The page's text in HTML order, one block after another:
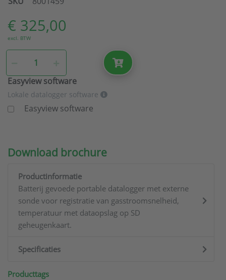
€ 325,00
excl. BTW
Easyview software
Lokale datalogger software
Easyview software
Download brochure
Productinformatie
Batterij gevoede portable datalogger met externe
sonde voor registratie van gasstroomsnelheid,
temperatuur met dataopslag op SD
geheugenkaart.
Specificaties
Producttags